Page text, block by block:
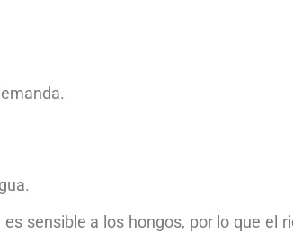
sensible a los hongos, por lo que el